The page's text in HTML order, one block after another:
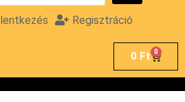
Regisztráció
0 Ft 0